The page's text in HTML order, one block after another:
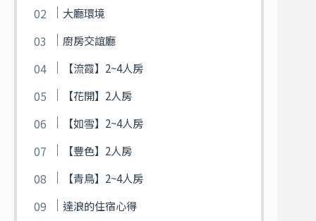
大廳環境
廚房交誼廳
【流霞】2~4人房
【花開】2人房
【如雪】2~4人房
【豐色】2人房
【青鳥】2~4人房
達浪的住宿心得